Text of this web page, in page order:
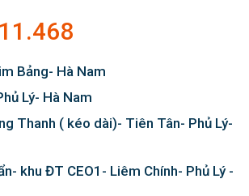
Bảng- Hà Nam
Lý- Hà Nam
Thanh ( kéo dài)- Tiên Tân- Phủ Lý-
khu ĐT CEO1- Liêm Chính- Phủ Lý -